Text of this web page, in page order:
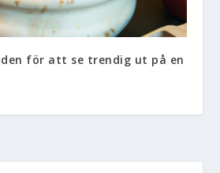
för att se trendig ut på en